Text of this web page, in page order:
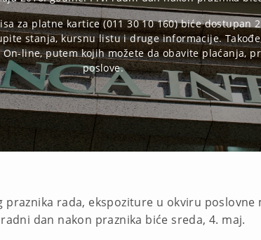
za platne kartice (011 30 10 160) biće dostupan
stanja, kursnu listu i druge informacije.
line, putem kojih možete da obavite plaćanja,
poslove.
rada, ekspoziture u okviru poslovne
dan nakon praznika biće sreda, 4. maj.